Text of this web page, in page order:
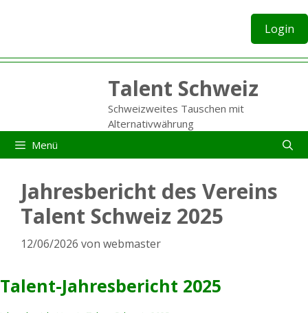
Login
Talent Schweiz
Schweizweites Tauschen mit
Alternativwährung
Menü
Jahresbericht des Vereins
Talent Schweiz 2025
12/06/2026 von webmaster
Talent-Jahresbericht 2025